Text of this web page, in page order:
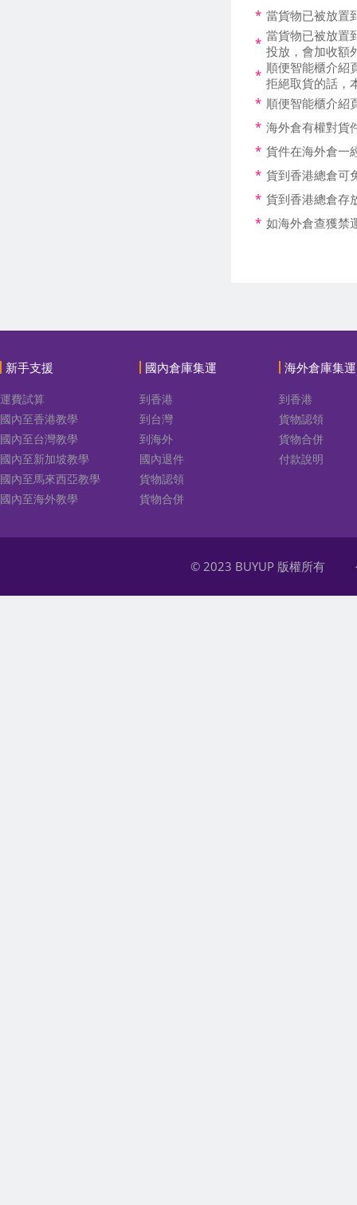
* 當貨物已被放置
* 當貨物已被放置
投放，會加收額
* 順便智能櫃介紹
拒絕取貨的話，
* 順便智能櫃介紹
* 海外倉有權對貨
* 貨件在海外倉一
* 貨到香港總倉可
* 貨到香港總倉存
* 如海外倉查獲禁
新手支援
運費試算
國內至香港教學
國內至台灣教學
國內至新加坡教學
國內至馬來西亞教學
國內至海外教學
國內倉庫集運
到香港
到台灣
到海外
國內退件
貨物認領
貨物合併
海外倉庫集運
到香港
貨物認領
貨物合併
付款說明
© 2023 BUYUP 版權所有